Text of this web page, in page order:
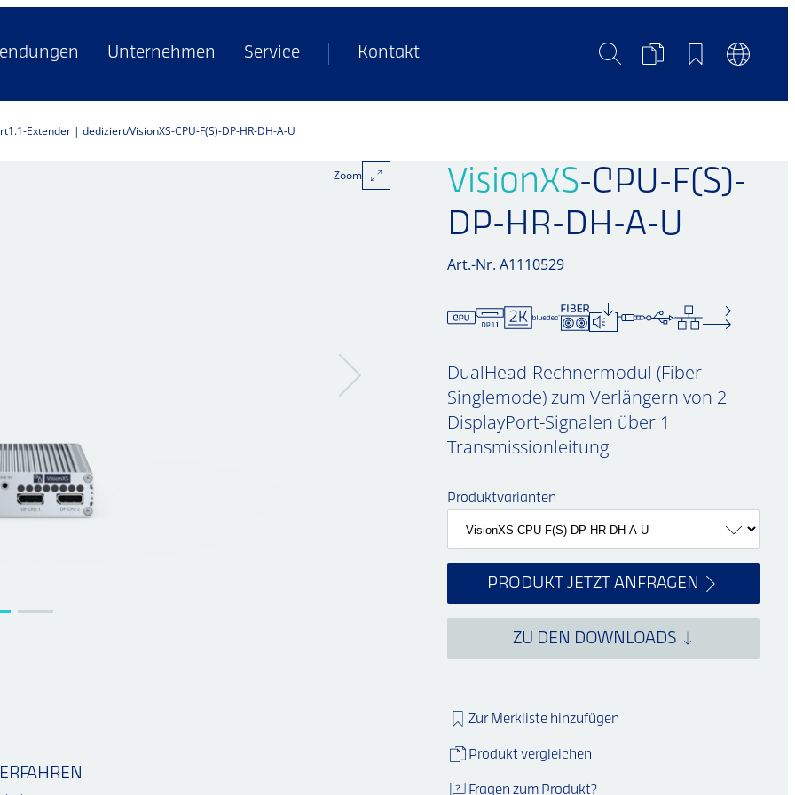
Unternehmen Service Kontakt SucheProduktvergleich
Merkliste
Extender | dediziert VisionXS-CPU-F(S)-DP-HR-DH-A-U
VisionXS-CPU-F(S)-
DP-HR-DH-A-U
Art.-Nr. A1110529
Zoom
DualHead-Rechnermodul (Fiber -
Singlemode) zum Verlängern von 2
DisplayPort-Signalen über 1
Transmissionleitung
Produktvarianten
PRODUKT JETZT ANFRAGEN
ZU DEN DOWNLOADS
Zur Merkliste hinzufügen
Produkt vergleichen
Fragen zum Produkt?